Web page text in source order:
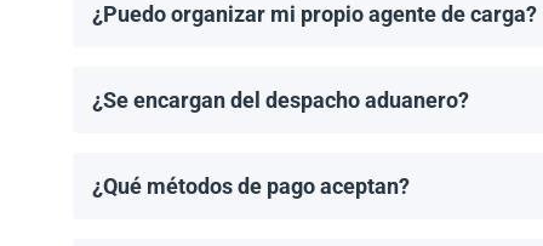
¿Puedo organizar mi propio agente de carga?
¿Se encargan del despacho aduanero?
¿Qué métodos de pago aceptan?